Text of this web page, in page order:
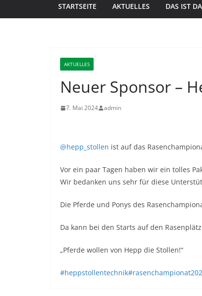
STARTSEITE AKTUELLES DAS IST
AKTUELLES
Neuer Sponsor –
7. Mai 2024 admin
@hepp_stollen ist auf das
Vor ein paar Tagen haben wir ein tolles
Wir bedanken uns sehr für diese
Die Pferde und Ponys des
Da kann bei den Starts auf den
„Pferde wollen von Hepp die Stollen!“
#heppstollentechnik